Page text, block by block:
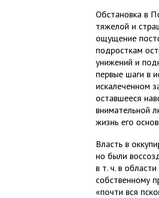
Обстановка в
тяжелой и
ощущение
подросткам
унижений и
первые шаги в
искалеченном
оставшееся
внимательной
жизнь его
Власть в
но были
в т. ч. в
собственному
«почти вся